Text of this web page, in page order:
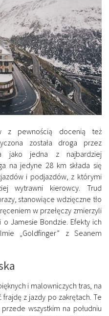
z pewnością docenią też
została droga przez
jako jedna z najbardziej
na jedyne 28 km składa się
i podjazdów, z którymi
wytrawni kierowcy. Trud
stanowiące wdzięczne tło
w przełęczy zmierzyli
Jamesie Bondzie. Efekty ich
„Goldfinger” z Seanem
i malowniczych tras, na
z jazdy po zakrętach. Te
wszystkim na południu